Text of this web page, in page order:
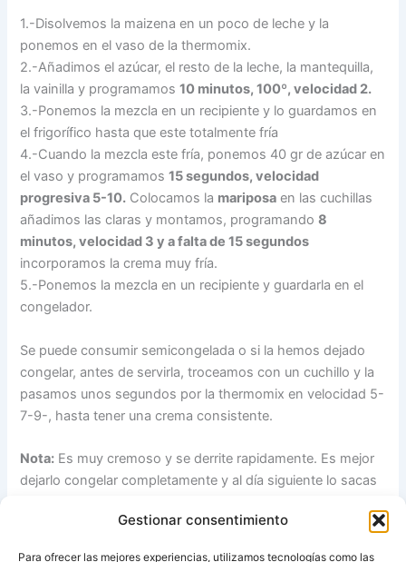
Gestionar consentimiento
Para ofrecer las mejores experiencias, utilizamos tecnologías como las
1.-Disolvemos la maizena en un poco de leche y la
ponemos en el vaso de la thermomix.
2.-Añadimos el azúcar, el resto de la leche, la mantequilla,
la vainilla y programamos10 minutos, 100º, velocidad 2.
3.-Ponemos la mezcla en un recipiente y lo guardamos en
el frigorífico hasta que este totalmente fría
4.-Cuando la mezcla este fría, ponemos 40 gr de azúcar en
el vaso y programamos15 segundos, velocidad
progresiva 5-10. Colocamos la mariposa en las cuchillas
añadimos las claras y montamos, programando8
minutos, velocidad 3 y a falta de 15 segundos
incorporamos la crema muy fría.
5.-Ponemos la mezcla en un recipiente y guardarla en el
congelador.
Se puede consumir semicongelada o si la hemos dejado
congelar, antes de servirla, troceamos con un cuchillo y la
pasamos unos segundos por la thermomix en velocidad 5-
7-9-, hasta tener una crema consistente.
Nota: Es muy cremoso y se derrite rapidamente. Es mejor
dejarlo congelar completamente y al día siguiente lo sacas
menos con velocidad progresiva 5-10, ayudándole con la